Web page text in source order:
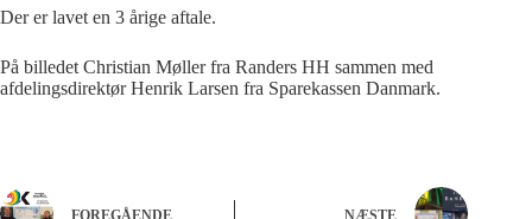
Der er lavet en 3 årige aftale.
På billedet Christian Møller fra Randers HH sammen med
afdelingsdirektør Henrik Larsen fra Sparekassen Danmark.
FOREGÅENDE NÆSTE